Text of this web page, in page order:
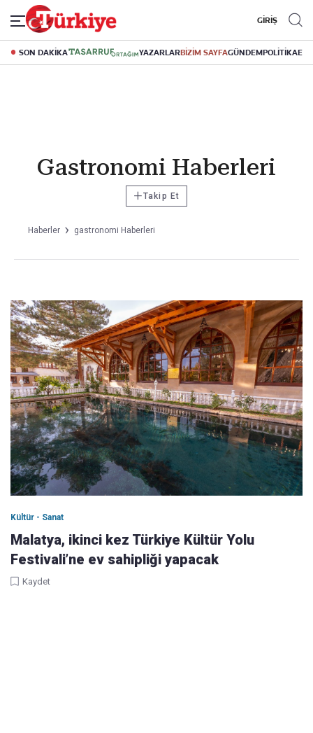
GİRİŞ
SON DAKİKA YAZARLARBİZİM SAYFAGÜNDEMPOLİTİKA
Gastronomi Haberleri
+Takip Et
Haberler gastronomi Haberleri
Kültür - Sanat
Malatya, ikinci kez Türkiye Kültür Yolu
Festivali’ne ev sahipliği yapacak
Kaydet